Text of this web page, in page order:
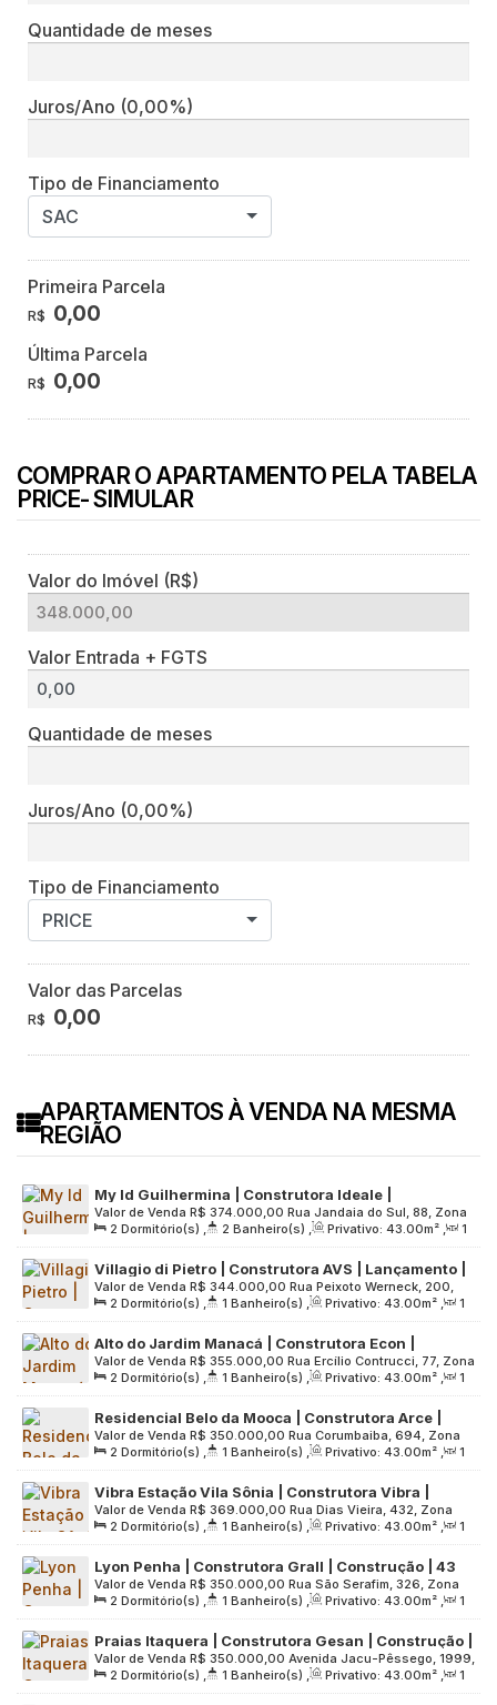
Quantidade de meses
Juros/Ano (0,00%)
Tipo de Financiamento
SAC
Primeira Parcela
R$ 0,00
Última Parcela
R$ 0,00
COMPRAR O APARTAMENTO PELA TABELA
PRICE- SIMULAR
Valor do Imóvel (R$)
Valor Entrada + FGTS
Quantidade de meses
Juros/Ano (0,00%)
Tipo de Financiamento
PRICE
Valor das Parcelas
R$ 0,00
APARTAMENTOS À VENDA NA MESMA
REGIÃO
My Id Guilhermina | Construtora Ideale |
Construção | 43 metros | 02 dormitórios | suíte |
com varanda | sem vaga
R$ 374.000,00
Valor de Venda
Rua Jandaia do Sul, 88, Zona
Leste, 03545-020, Vila Guilhermina, São Paulo, São Paulo,
Brasil
2 Dormitório(s) , 2 Banheiro(s) , Privativo: 43.00m² ,
1
Sala(s) , 1 Suíte(s) , Útil: 43.00m² , Terreno: 1327.00m²
Villagio di Pietro | Construtora AVS | Lançamento |
43 metros | 02 dormitórios | varanda | 01 vaga
R$ 344.000,00
Valor de Venda
Rua Peixoto Werneck, 200,
03568-060, Parque Artur Alvim, São Paulo, São Paulo, Brasil
2 Dormitório(s) , 1 Banheiro(s) , Privativo: 43.00m² ,
1
Sala(s) , 1 Vaga(s) , Útil: 43.00m² , Terreno: 2320.00m²
Alto do Jardim Manacá | Construtora Econ |
Construção | 43 metros | 02 dormitórios | varanda
| 01 vaga
R$ 355.000,00
Valor de Venda
Rua Ercílio Contrucci, 77, Zona
Sul, 04177-040, Jardim Imperador (Zona Sul), São Paulo, São
Paulo, Brasil
2 Dormitório(s) , 1 Banheiro(s) , Privativo: 43.00m² ,
1
Sala(s) , 1 Vaga(s) , Útil: 43.00m² , Terreno: 5227.00m²
Residencial Belo da Mooca | Construtora Arce |
Construção | 43 metros | 02 dormitórios | com
varanda | 01 vaga
R$ 350.000,00
Valor de Venda
Rua Corumbaiba, 694, Zona
Leste, 03189-010, Vila Oratório, São Paulo, São Paulo, Brasil
2 Dormitório(s) , 1 Banheiro(s) , Privativo: 43.00m² ,
1
Sala(s) , 1 Vaga(s) , Útil: 43.00m² , Terreno: 600.00m²
Vibra Estação Vila Sônia | Construtora Vibra |
Construção | 43 Metros | 02 Dormitórios | com
Varanda | sem Vaga
R$ 369.000,00
Valor de Venda
Rua Dias Vieira, 432, Zona
Oeste, 05632-091, Vila Sônia, São Paulo, São Paulo, Brasil
2 Dormitório(s) , 1 Banheiro(s) , Privativo: 43.00m² ,
1
Sala(s) , Útil: 43.00m² , Terreno: 3803.00m²
Lyon Penha | Construtora Grall | Construção | 43
metros | 02 dormitórios | varanda grill | sem vaga
R$ 350.000,00
Valor de Venda
Rua São Serafim, 326, Zona
Leste, 03638-000, Penha de França, São Paulo, São Paulo,
Brasil
2 Dormitório(s) , 1 Banheiro(s) , Privativo: 43.00m² ,
1
Sala(s) , Útil: 43.00m² , Terreno: 2425.00m²
Praias Itaquera | Construtora Gesan | Construção |
43 metros | 02 dormitórios | varanda grill | 01 vaga
R$ 350.000,00
Valor de Venda
Avenida Jacu-Pêssego, 1999,
Zona Leste, 08215-115, Itaquera, São Paulo, São Paulo, Brasil
2 Dormitório(s) , 1 Banheiro(s) , Privativo: 43.00m² ,
1
Sala(s) , 1 Vaga(s) , Útil: 43.00m² , Terreno: 10864.00m²